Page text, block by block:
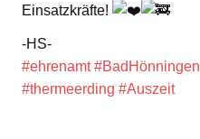
Einsatzkräfte!
-HS-
#ehrenamt #BadHönningen
#thermeerding #Auszeit